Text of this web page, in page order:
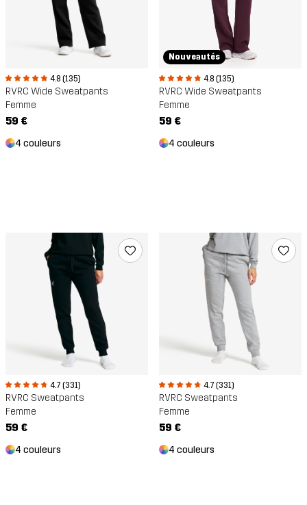
4.8 (135)
RVRC Wide Sweatpants
Femme
59 €
4 couleurs
Nouveautés
4.8 (135)
RVRC Wide Sweatpants
Femme
59 €
4 couleurs
4.7 (331)
RVRC Sweatpants
Femme
59 €
4 couleurs
4.7 (331)
RVRC Sweatpants
Femme
59 €
4 couleurs